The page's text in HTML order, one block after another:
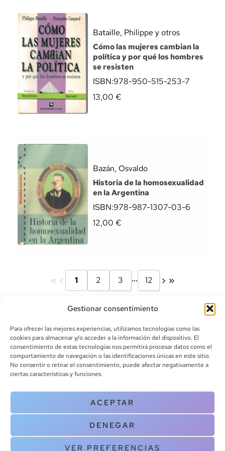
Gestionar consentimiento
Para ofrecer las mejores experiencias, utilizamos tecnologías como las
cookies para almacenar y/o acceder a la información del dispositivo. El
consentimiento de estas tecnologías nos permitirá procesar datos como el
comportamiento de navegación o las identificaciones únicas en este sitio.
No consentir o retirar el consentimiento, puede afectar negativamente a
ciertas características y funciones.
ACEPTAR
DENEGAR
VER PREFERENCIAS
Bataille, Philippe y otros
Cómo las mujeres cambian la
política y por qué los hombres
se resisten
ISBN:978-950-515-253-7
13,00 €
Bazán, Osvaldo
Historia de la homosexualidad
en la Argentina
ISBN:978-987-1307-03-6
12,00 €
1 2 3 ... 12
info@canoalibros.com
pedidos@canoalibros.com
CONTACTO
Copyright © 2025 Canoa Libros. All Rights Reserved |
cookies|Política de privacidad|Terminos y condiciones| Aviso legal